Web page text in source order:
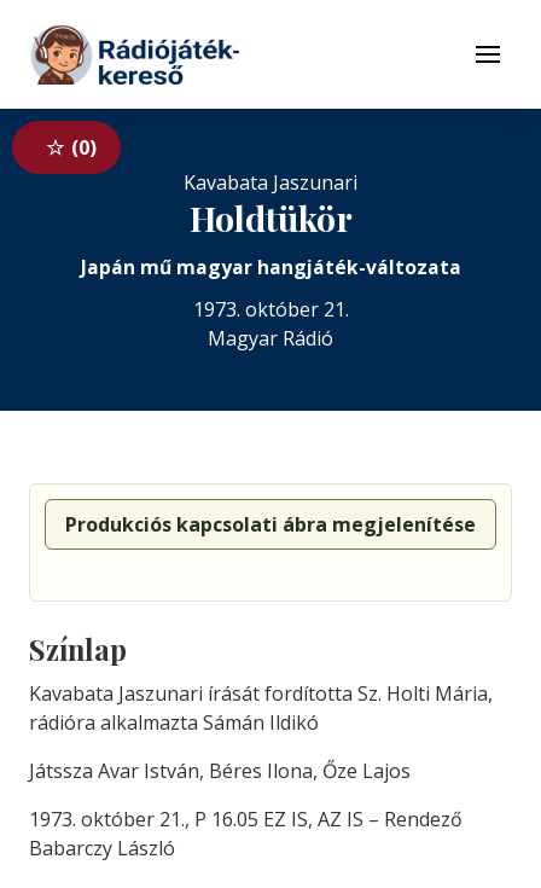
Tovább a tartalomhoz
Menü
0
Kavabata Jaszunari
Holdtükör
Japán mű magyar hangjáték-változata
1973. október 21.
Magyar Rádió
Produkciós kapcsolati ábra megjelenítése
Színlap
Kavabata Jaszunari írását fordította Sz. Holti Mária,
rádióra alkalmazta Sámán Ildikó
Játssza Avar István, Béres Ilona, Őze Lajos
1973. október 21., P 16.05 EZ IS, AZ IS – Rendező
Babarczy László